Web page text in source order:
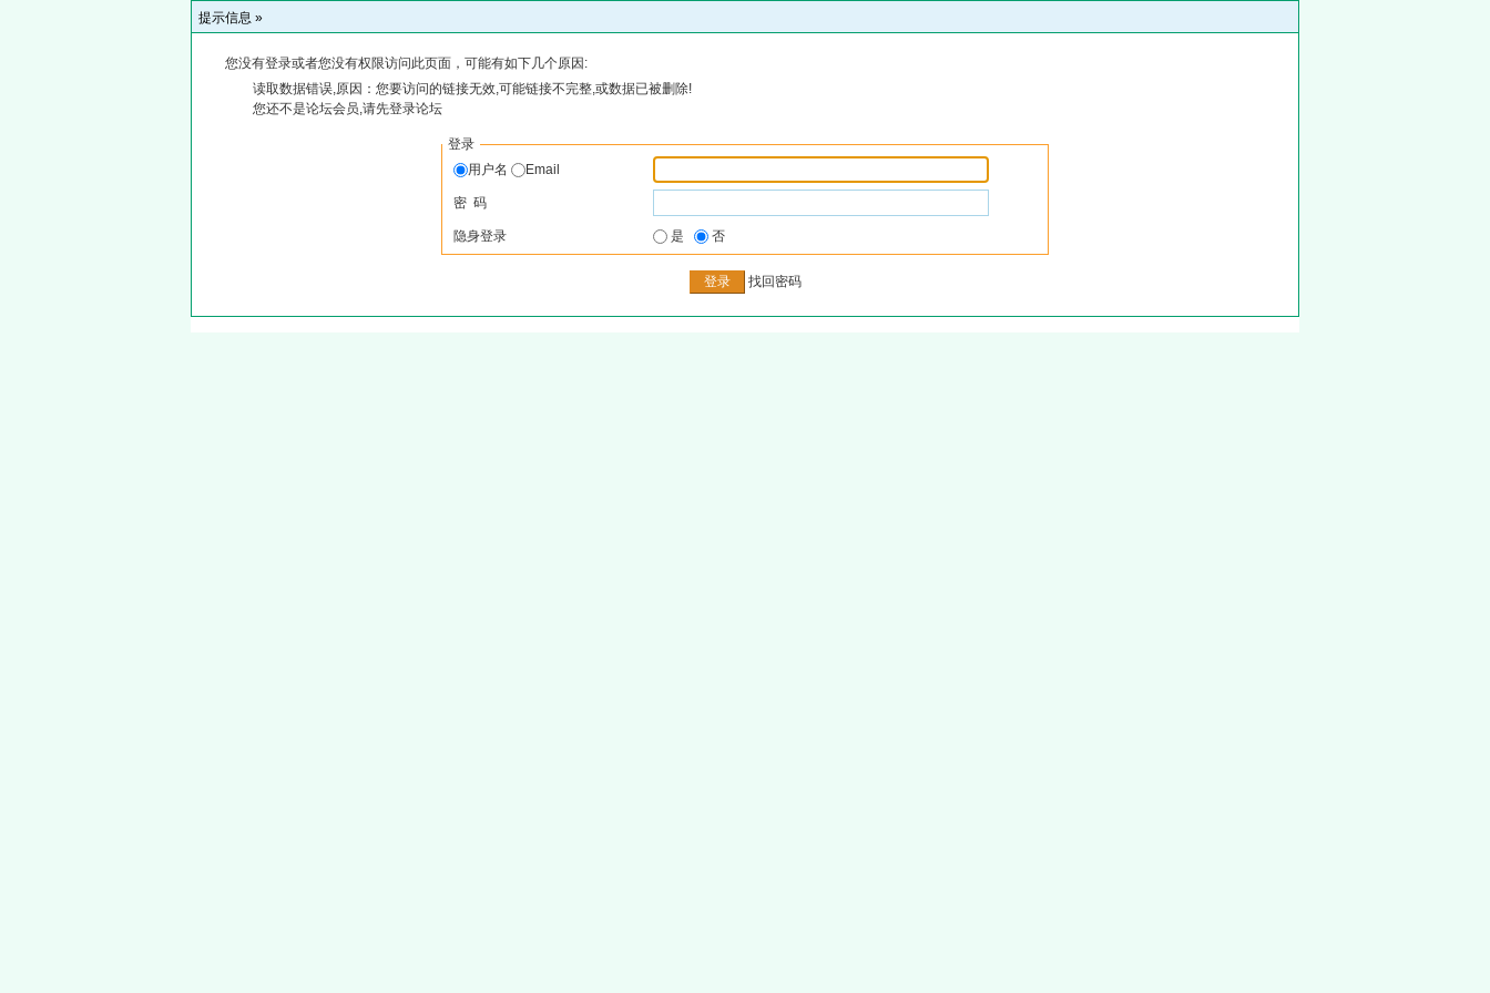
提示信息 »
您没有登录或者您没有权限访问此页面，可能有如下几个原因:
读取数据错误,原因：您要访问的链接无效,可能链接不完整,或数据已被删除!
您还不是论坛会员,请先登录论坛
登录
用户名
Email
密 码
隐身登录 是 否
找回密码